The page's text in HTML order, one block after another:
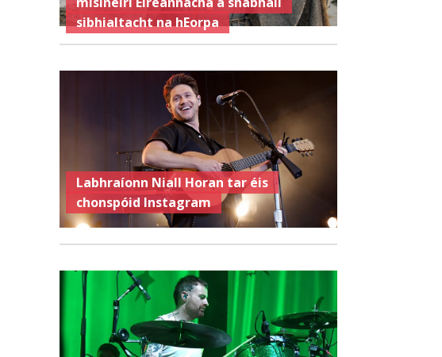
sibhialtacht na hEorpa
Labhraíonn Niall Horan tar éis
chonspóid Instagram